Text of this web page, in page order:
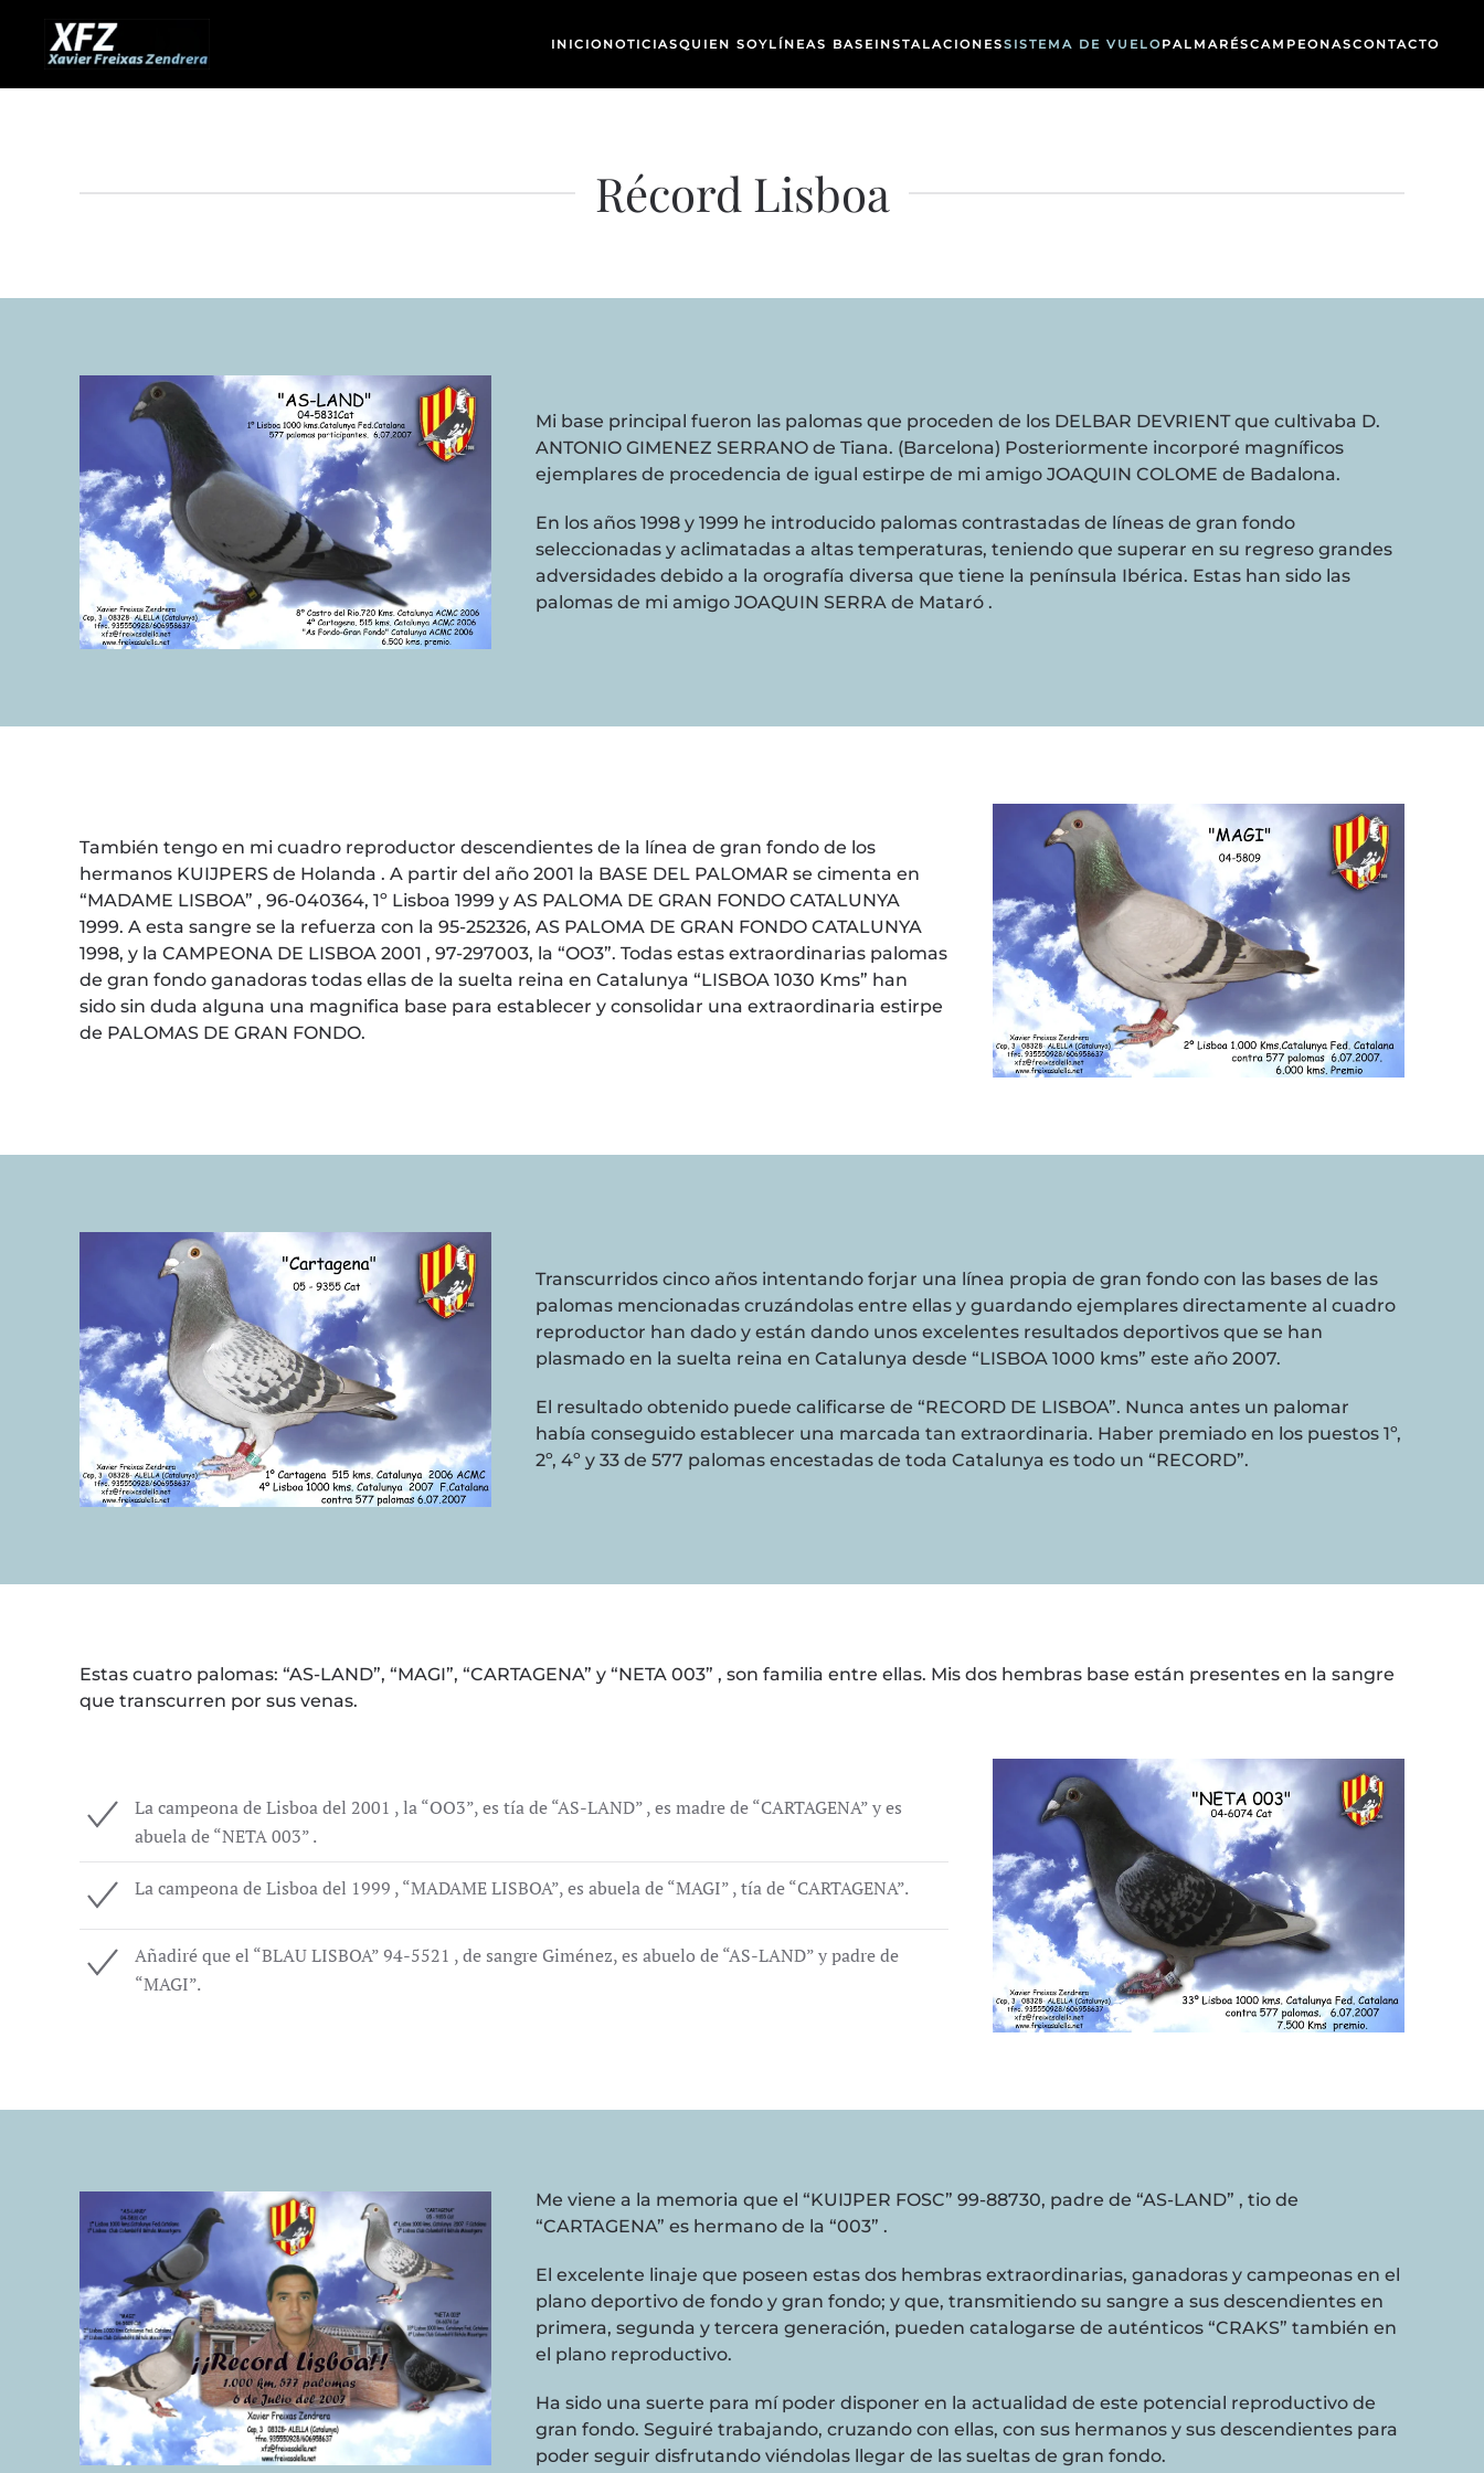
Skip to main content INICIONOTICIASQUIEN SOYLÍNEAS BASE INSTALACIONESSISTEMA DE VUELOPALMARÉSCAMPEONASCONTACTO
Récord Lisboa
Mi base principal fueron las palomas que proceden de los DELBAR DEVRIENT que cultivaba D.
ANTONIO GIMENEZ SERRANO de Tiana. (Barcelona) Posteriormente incorporé magníficos
ejemplares de procedencia de igual estirpe de mi amigo JOAQUIN COLOME de Badalona.
En los años 1998 y 1999 he introducido palomas contrastadas de líneas de gran fondo
seleccionadas y aclimatadas a altas temperaturas, teniendo que superar en su regreso grandes
adversidades debido a la orografía diversa que tiene la península Ibérica. Estas han sido las
palomas de mi amigo JOAQUIN SERRA de Mataró .
También tengo en mi cuadro reproductor descendientes de la línea de gran fondo de los
hermanos KUIJPERS de Holanda . A partir del año 2001 la BASE DEL PALOMAR se cimenta en
“MADAME LISBOA” , 96-040364, 1º Lisboa 1999 y AS PALOMA DE GRAN FONDO CATALUNYA
1999. A esta sangre se la refuerza con la 95-252326, AS PALOMA DE GRAN FONDO CATALUNYA
1998, y la CAMPEONA DE LISBOA 2001 , 97-297003, la “OO3”. Todas estas extraordinarias palomas
de gran fondo ganadoras todas ellas de la suelta reina en Catalunya “LISBOA 1030 Kms” han
sido sin duda alguna una magnifica base para establecer y consolidar una extraordinaria estirpe
de PALOMAS DE GRAN FONDO.
Transcurridos cinco años intentando forjar una línea propia de gran fondo con las bases de las
palomas mencionadas cruzándolas entre ellas y guardando ejemplares directamente al cuadro
reproductor han dado y están dando unos excelentes resultados deportivos que se han
plasmado en la suelta reina en Catalunya desde “LISBOA 1000 kms” este año 2007.
El resultado obtenido puede calificarse de “RECORD DE LISBOA”. Nunca antes un palomar
había conseguido establecer una marcada tan extraordinaria. Haber premiado en los puestos 1º,
2º, 4º y 33 de 577 palomas encestadas de toda Catalunya es todo un “RECORD”.
Estas cuatro palomas: “AS-LAND”, “MAGI”, “CARTAGENA” y “NETA 003” , son familia entre ellas. Mis dos hembras base están presentes en la sangre
que transcurren por sus venas.
La campeona de Lisboa del 2001 , la “OO3”, es tía de “AS-LAND” , es madre de “CARTAGENA” y es
abuela de “NETA 003” .
La campeona de Lisboa del 1999 , “MADAME LISBOA”, es abuela de “MAGI” , tía de “CARTAGENA”.
Añadiré que el “BLAU LISBOA” 94-5521 , de sangre Giménez, es abuelo de “AS-LAND” y padre de
“MAGI”.
Me viene a la memoria que el “KUIJPER FOSC” 99-88730, padre de “AS-LAND” , tio de
“CARTAGENA” es hermano de la “003” .
El excelente linaje que poseen estas dos hembras extraordinarias, ganadoras y campeonas en el
plano deportivo de fondo y gran fondo; y que, transmitiendo su sangre a sus descendientes en
primera, segunda y tercera generación, pueden catalogarse de auténticos “CRAKS” también en
el plano reproductivo.
Ha sido una suerte para mí poder disponer en la actualidad de este potencial reproductivo de
gran fondo. Seguiré trabajando, cruzando con ellas, con sus hermanos y sus descendientes para
poder seguir disfrutando viéndolas llegar de las sueltas de gran fondo.